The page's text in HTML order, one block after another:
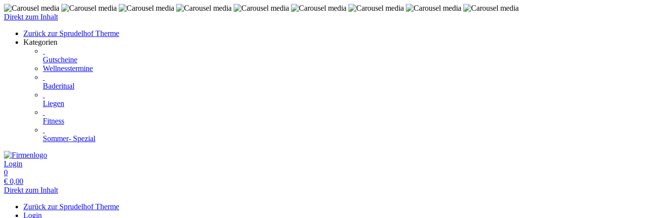
Direkt zum Inhalt
Zurück zur Sprudelhof Therme
Kategorien
Gutscheine
Wellnesstermine
Baderitual
Liegen
Fitness
Sommer- Spezial
Login
0
€ 0,00
Direkt zum Inhalt
Zurück zur Sprudelhof Therme
Login